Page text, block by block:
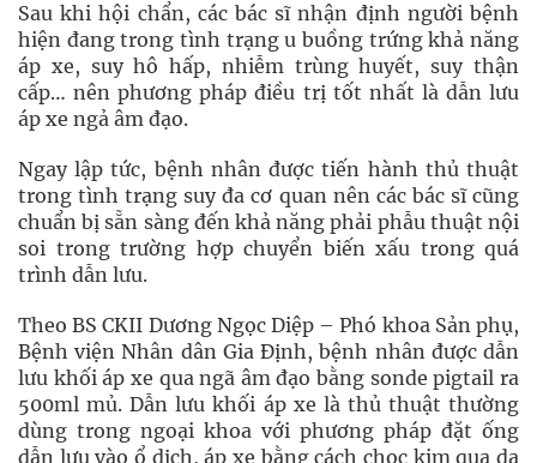
Sau khi hội chẩn, các bác sĩ nhận định người bệnh
hiện đang trong tình trạng u buồng trứng khả năng
áp xe, suy hô hấp, nhiễm trùng huyết, suy thận
cấp… nên phương pháp điều trị tốt nhất là dẫn lưu
áp xe ngả âm đạo.
Ngay lập tức, bệnh nhân được tiến hành thủ thuật
trong tình trạng suy đa cơ quan nên các bác sĩ cũng
chuẩn bị sẵn sàng đến khả năng phải phẫu thuật nội
soi trong trường hợp chuyển biến xấu trong quá
trình dẫn lưu.
Theo BS CKII Dương Ngọc Diệp – Phó khoa Sản phụ,
Bệnh viện Nhân dân Gia Định, bệnh nhân được dẫn
lưu khối áp xe qua ngã âm đạo bằng sonde pigtail ra
500ml mủ. Dẫn lưu khối áp xe là thủ thuật thường
dùng trong ngoại khoa với phương pháp đặt ống
dẫn lưu vào ổ dịch, áp xe bằng cách chọc kim qua da